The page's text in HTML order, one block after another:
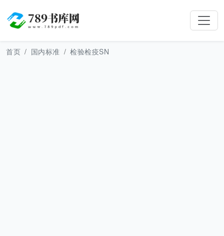
首页 国内标准 检验检疫SN